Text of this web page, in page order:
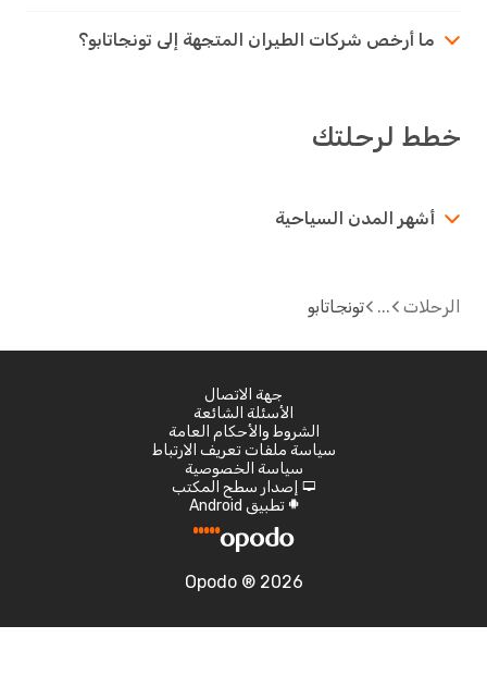
ما أرخص شركات الطيران المتجهة إلى تونجاتابو؟
لرحلتك
أشهر المدن السياحية
تونجاتابو
جهة الاتصال
الأسئلة الشائعة
الشروط والأحكام العامة
سياسة ملفات تعريف الارتباط
سياسة الخصوصية
إصدار سطح المكتب
تطبيق Android
Opodo ® 2026